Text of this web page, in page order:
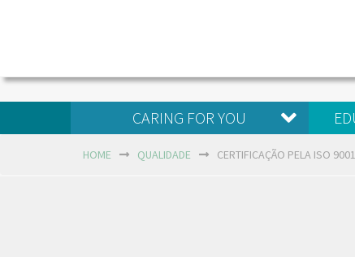
CARING FOR YOU
HOME QUALIDADE CERTIFICAÇÃO PELA ISO